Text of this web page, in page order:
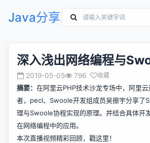
Java分享
深入浅出网络编程与
2019-05-05 796 收藏
摘要： 在阿里云PHP技术沙龙专场中，阿里
者，pecl、Swoole开发组成员吴振宇分享了
理与Swoole协程实现的原理。并结合具体开
在网络编程中的应用。
本次直播视频精彩回顾，戳这里！